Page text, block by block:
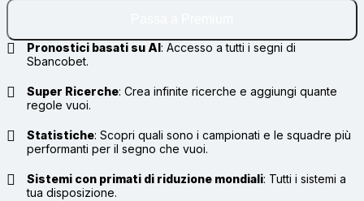
Pronostici basati su AI: Accesso a tutti i segni di
Sbancobet.
Super Ricerche: Crea infinite ricerche e aggiungi quante
regole vuoi.
Statistiche: Scopri quali sono i campionati e le squadre più
performanti per il segno che vuoi.
Sistemi con primati di riduzione mondiali: Tutti i sistemi a
tua disposizione.